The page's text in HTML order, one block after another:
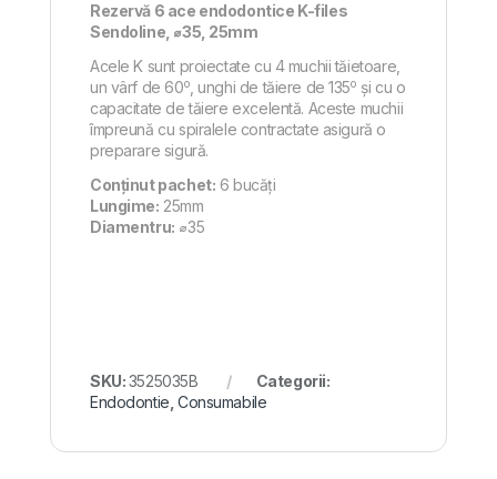
Rezervă 6 ace endodontice K-files
Sendoline, ⌀35, 25mm
Acele K sunt proiectate cu 4 muchii tăietoare,
un vârf de 60o , unghi de tăiere de 135o și cu o
capacitate de tăiere excelentă. Aceste muchii
împreună cu spiralele contractate asigură o
preparare sigură.
Conținut pachet: 6 bucăți
Lungime: 25mm
Diamentru: ⌀35
SKU:3525035B
Categorii:
Endodontie Consumabile